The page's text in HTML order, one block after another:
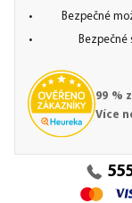
Bezpečné
Bezpečné
99 %
Více